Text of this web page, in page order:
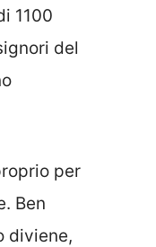
1100
del
per
Ben
diviene,